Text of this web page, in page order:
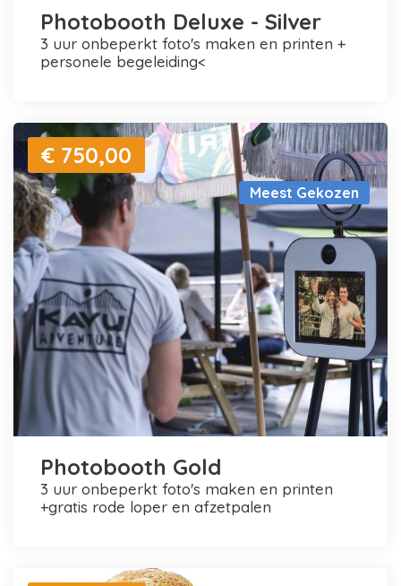
Photobooth Deluxe - Silver
3 uur onbeperkt foto's maken en printen +
personele begeleiding<
Meest Gekozen
€ 750,00
Photobooth Gold
3 uur onbeperkt foto's maken en printen
+gratis rode loper en afzetpalen